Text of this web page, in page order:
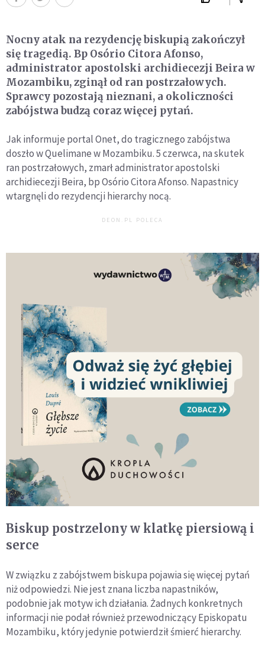
Nocny atak na rezydencję biskupią zakończył
się tragedią. Bp Osório Citora Afonso,
administrator apostolski archidiecezji Beira w
Mozambiku, zginął od ran postrzałowych.
Sprawcy pozostają nieznani, a okoliczności
zabójstwa budzą coraz więcej pytań.
Jak informuje portal Onet, do tragicznego zabójstwa
doszło w Quelimane w Mozambiku. 5 czerwca, na skutek
ran postrzałowych, zmarł administrator apostolski
archidiecezji Beira, bp Osório Citora Afonso. Napastnicy
wtargnęli do rezydencji hierarchy nocą.
DEON.PL POLECA
Biskup postrzelony w klatkę piersiową i
serce
W związku z zabójstwem biskupa pojawia się więcej pytań
niż odpowiedzi. Nie jest znana liczba napastników,
podobnie jak motyw ich działania. Żadnych konkretnych
informacji nie podał również przewodniczący Episkopatu
Mozambiku, który jedynie potwierdził śmierć hierarchy.